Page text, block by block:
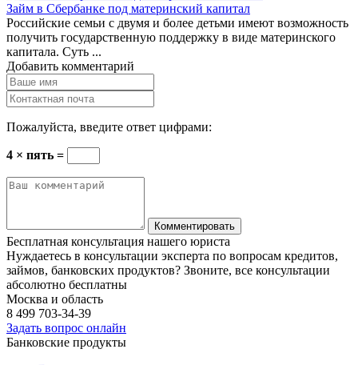
Займ в Сбербанке под материнский капитал
Российские семьи с двумя и более детьми имеют возможность
получить государственную поддержку в виде материнского
капитала. Суть ...
Добавить комментарий
Пожалуйста, введите ответ цифрами:
4 × пять =
Бесплатная консультация нашего юриста
Нуждаетесь в консультации эксперта по вопросам кредитов,
займов, банковских продуктов? Звоните, все консультации
абсолютно бесплатны
Москва и область
8 499 703-34-39
Задать вопрос онлайн
Банковские продукты